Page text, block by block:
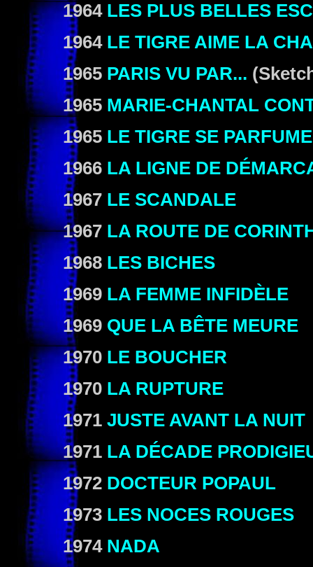
1964 LES PLUS BELLES
1964LE TIGRE AIME LA
1965 PARIS VU PAR...
1965 MARIE-CHANTAL
1965 LE TIGRE SE
1966 LA LIGNE DE
1967 LE SCANDALE
1967 LA ROUTE DE
1968 LES BICHES
1969 LA FEMME INFIDÈLE
1969 QUE LA BÊTE MEURE
1970 LE BOUCHER
1970 LA RUPTURE
1971 JUSTE AVANT LA NUIT
1971 LA DÉCADE
1972 DOCTEUR POPAUL
1973 LES NOCES ROUGES
1974NADA